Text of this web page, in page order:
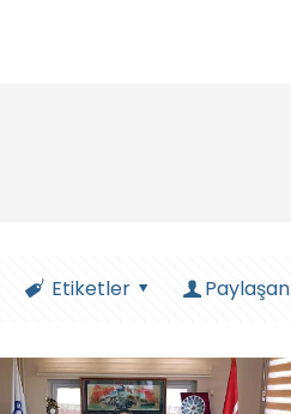
Etiketler Paylaşan